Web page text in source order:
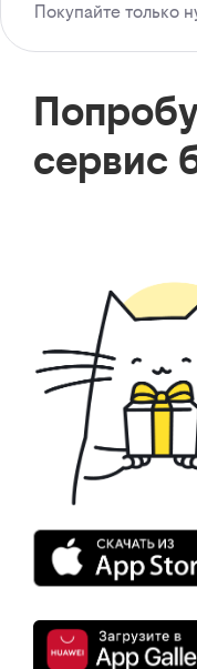
Покупайте только
сервис